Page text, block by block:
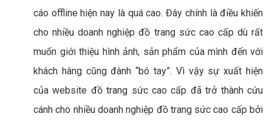
cáo offline hiện nay là quá cao. Đây chính là điều khiến
cho nhiều doanh nghiệp đồ trang sức cao cấp dù rất
muốn giới thiệu hình ảnh, sản phẩm của mình đến với
khách hàng cũng đành “bó tay”. Vì vậy sự xuất hiện
của website đồ trang sức cao cấp đã trở thành cứu
cánh cho nhiều doanh nghiệp đồ trang sức cao cấp bởi